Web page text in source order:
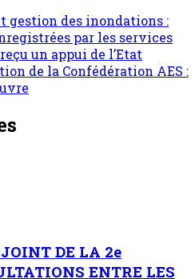
gestion des inondations :
par les services
un appui de l’Etat
de la Confédération AES :
DE LA 2e
ENTRE LES